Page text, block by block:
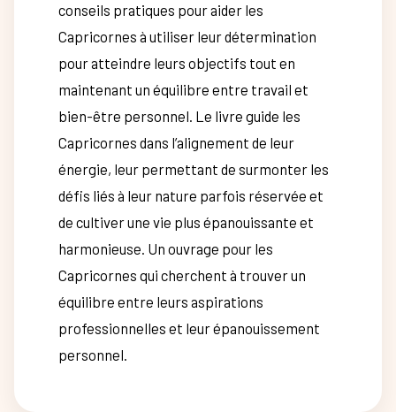
conseils pratiques pour aider les
Capricornes à utiliser leur détermination
pour atteindre leurs objectifs tout en
maintenant un équilibre entre travail et
bien-être personnel. Le livre guide les
Capricornes dans l’alignement de leur
énergie, leur permettant de surmonter les
défis liés à leur nature parfois réservée et
de cultiver une vie plus épanouissante et
harmonieuse. Un ouvrage pour les
Capricornes qui cherchent à trouver un
équilibre entre leurs aspirations
professionnelles et leur épanouissement
personnel.